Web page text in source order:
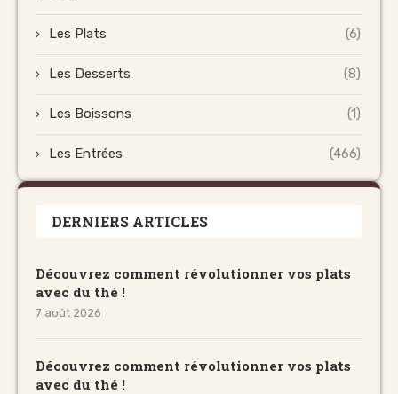
Les Plats (6)
Les Desserts (8)
Les Boissons (1)
Les Entrées (466)
DERNIERS ARTICLES
Découvrez comment révolutionner vos plats
avec du thé !
7 août 2026
Découvrez comment révolutionner vos plats
avec du thé !